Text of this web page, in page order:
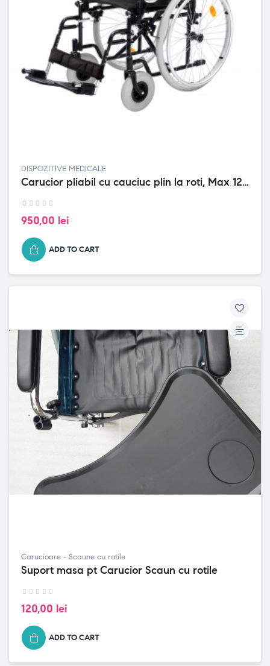
DISPOZITIVE MEDICALE
Carucior pliabil cu cauciuc plin la roti, Max 120
950,00 lei
ADD TO CART
Carucioare - Scaune cu rotile
Suport masa pt Carucior Scaun cu rotile
120,00 lei
ADD TO CART